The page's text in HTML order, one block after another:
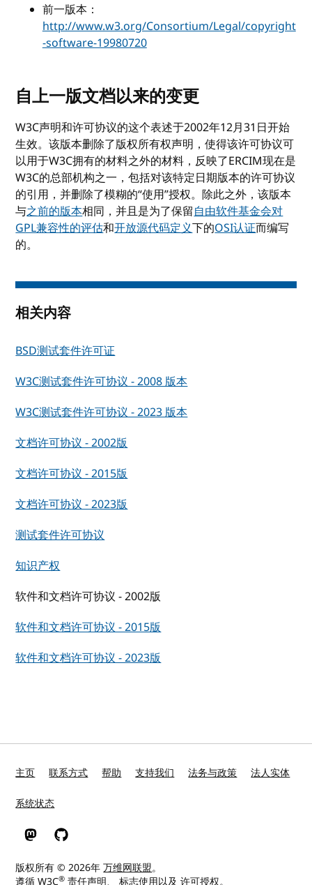
前一版本：
http://www.w3.org/Consortium/Legal/copyright
-software-19980720
自上一版文档以来的变更
W3C声明和许可协议的这个表述于2002年12月31日开始
生效。该版本删除了版权所有权声明，使得该许可协议可
以用于W3C拥有的材料之外的材料，反映了ERCIM现在是
W3C的总部机构之一，包括对该特定日期版本的许可协议
的引用，并删除了模糊的“使用”授权。除此之外，该版本
与之前的版本相同，并且是为了保留自由软件基金会对
GPL兼容性的评估和开放源代码定义下的OSI认证而编写
的。
相关内容
BSD测试套件许可证
W3C测试套件许可协议 - 2008 版本
W3C测试套件许可协议 - 2023 版本
文档许可协议 - 2002版
文档许可协议 - 2015版
文档许可协议 - 2023版
测试套件许可协议
知识产权
软件和文档许可协议 - 2002版
软件和文档许可协议 - 2015版
软件和文档许可协议 - 2023版
主页 联系方式 帮助 支持我们 法务与政策 法人实体
系统状态
W3C 在 Mastodon
W3C 在 GitHub
版权所有 © 2026年万维网联盟。
遵循W3C® 责任声明、标志使用以及许可授权。